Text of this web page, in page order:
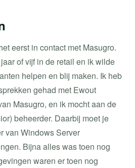
eerst in contact met Masugro.
of vijf in de retail en ik wilde
helpen en blij maken. Ik heb
gehad met Ewout
Masugro, en ik mocht aan de
beheerder. Daarbij moet je
van Windows Server
Bijna alles was toen nog
waren er toen nog